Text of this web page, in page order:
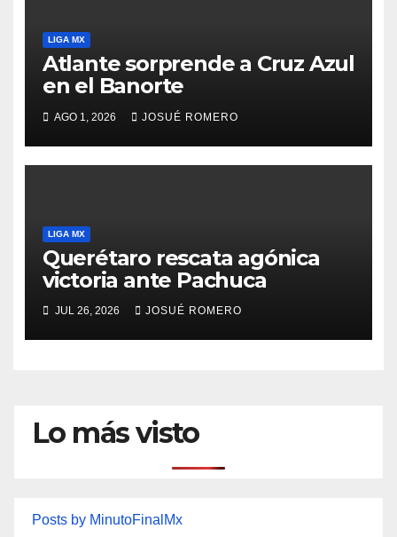
LIGA MX
Atlante sorprende a Cruz Azul
en el Banorte
AGO 1, 2026 JOSUÉ ROMERO
LIGA MX
Querétaro rescata agónica
victoria ante Pachuca
JUL 26, 2026 JOSUÉ ROMERO
Lo más visto
Posts by MinutoFinalMx